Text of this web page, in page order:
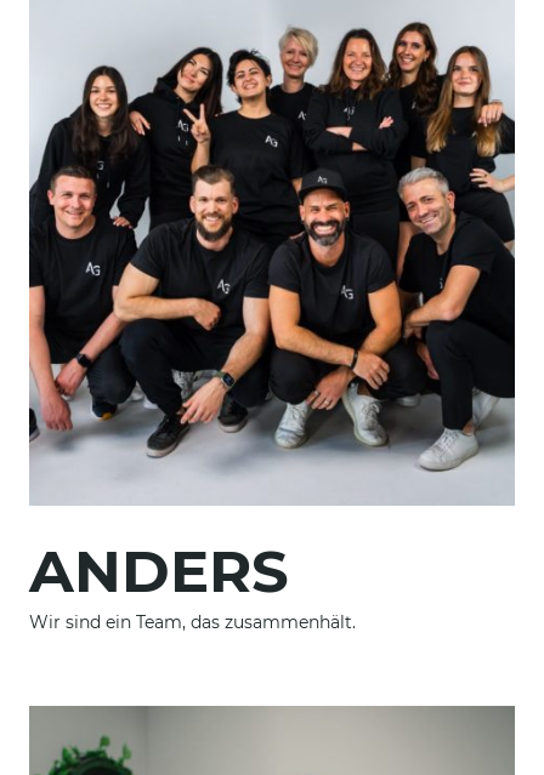
ANDERS
Wir sind ein Team, das zusammenhält.